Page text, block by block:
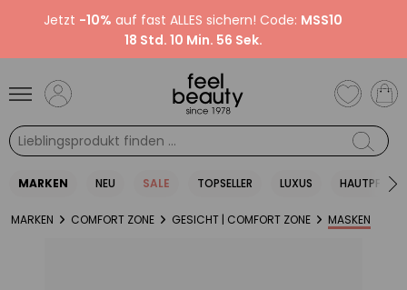
Jetzt -10% auf fast ALLES sichern! Code: MSS10
18 Std. 10 Min. 55 Sek.
MARKEN NEU SALE TOPSELLER LUXUS HAUTPFLEGE
MARKEN COMFORT ZONE GESICHT | COMFORT ZONE MASKEN